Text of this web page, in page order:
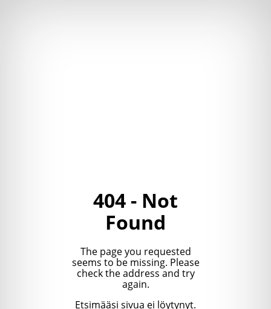
404 - Not
Found
The page you requested
seems to be missing. Please
check the address and try
again.
Etsimääsi sivua ei löytynyt.